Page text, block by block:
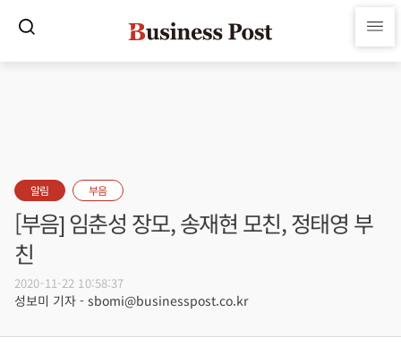
알림 부음
[부음] 임춘성 장모, 송재현 모친, 정태영 부
친
2020-11-22 10:58:37
성보미 기자 - sbomi@businesspost.co.kr